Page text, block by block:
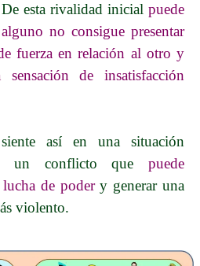
esta rivalidad inicial puede
no consigue presentar
fuerza en relación al otro y
de insatisfacción
así en una situación
un conflicto que puede
de podery generar una
violento.